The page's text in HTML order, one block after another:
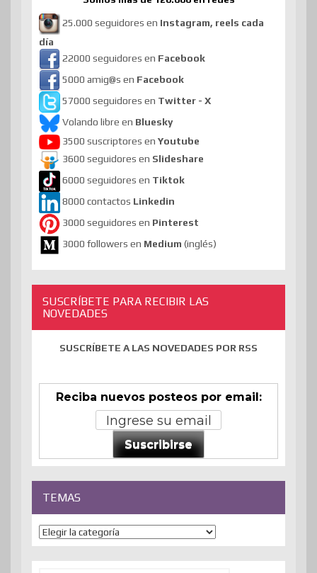
25.000 seguidores en Instagram, reels cada
día
22000 seguidores en Facebook
5000 amig@s en Facebook
57000 seguidores en Twitter - X
Volando libre en Bluesky
3500 suscriptores en Youtube
3600 seguidores en Slideshare
6000 seguidores en Tiktok
8000 contactos Linkedin
3000 seguidores en Pinterest
3000 followers en Medium (inglés)
SUSCRÍBETE PARA RECIBIR LAS
NOVEDADES
SUSCRÍBETE A LAS NOVEDADES POR RSS
Reciba nuevos posteos por email:
Suscribirse
TEMAS
Temas